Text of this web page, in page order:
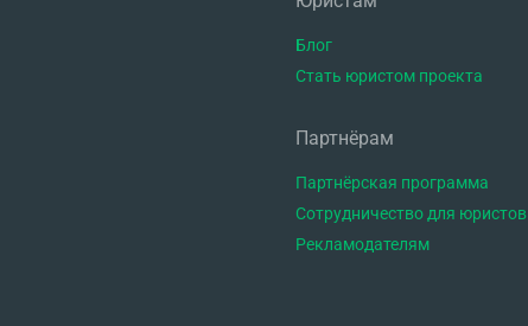
Блог
Стать юристом проекта
Партнёрам
Партнёрская программа
Сотрудничество для юристов
Рекламодателям